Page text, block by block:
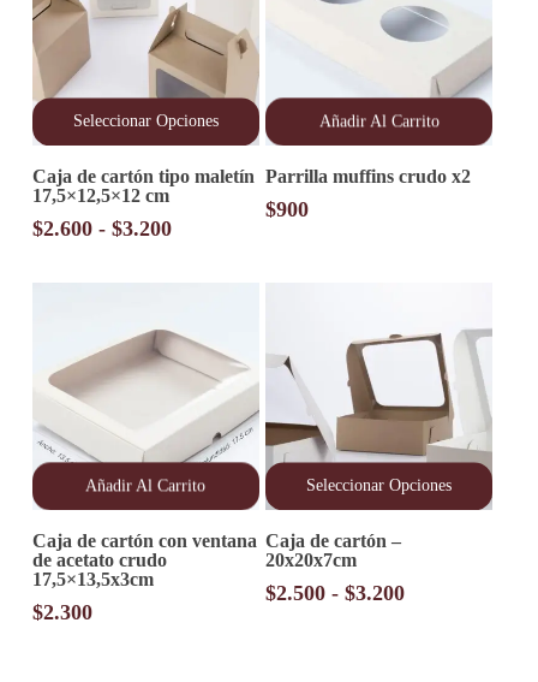
Seleccionar Opciones
producto
tiene
múltiples
variantes.
opciones
página
de
producto
Caja de cartón tipo maletín
17,5×12,5×12 cm
$2.600 - $3.200Rango
$2.600
hasta
$3.200
Añadir Al Carrito
Parrilla muffins crudo x2
$900
Añadir Al Carrito
Caja de cartón con ventana
de acetato crudo
17,5×13,5x3cm
$2.300
Seleccionar Opciones
producto
tiene
múltiples
variantes.
Caja de cartón –
20x20x7cm
$2.500 - $3.200Rango